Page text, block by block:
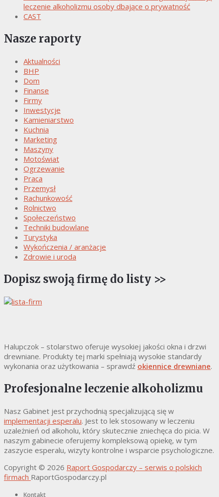
leczenie alkoholizmu osoby dbające o prywatność
CAST
Nasze raporty
Aktualności
BHP
Dom
Finanse
Firmy
Inwestycje
Kamieniarstwo
Kuchnia
Marketing
Maszyny
Motoświat
Ogrzewanie
Praca
Przemysł
Rachunkowość
Rolnictwo
Społeczeństwo
Techniki budowlane
Turystyka
Wykończenia / aranżacje
Zdrowie i uroda
Dopisz swoją firmę do listy >>
Halupczok – stolarstwo oferuje wysokiej jakości okna i drzwi
drewniane. Produkty tej marki spełniają wysokie standardy
wykonania oraz użytkowania – sprawdź okiennice drewniane.
Profesjonalne leczenie alkoholizmu
Nasz Gabinet jest przychodnią specjalizującą się w
implementacji esperalu. Jest to lek stosowany w leczeniu
uzależnień od alkoholu, który skutecznie zniechęca do picia. W
naszym gabinecie oferujemy kompleksową opiekę, w tym
zaszycie esperalu, wizyty kontrolne i wsparcie psychologiczne.
Copyright © 2026 Raport Gospodarczy – serwis o polskich
firmach RaportGospodarczy.pl
Kontakt